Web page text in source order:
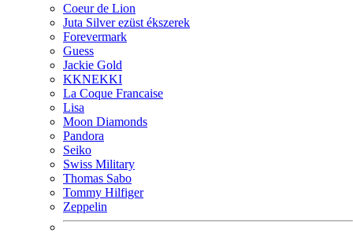
Coeur de Lion
Juta Silver ezüst ékszerek
Forevermark
Guess
Jackie Gold
KKNEKKI
La Coque Francaise
Lisa
Moon Diamonds
Pandora
Seiko
Swiss Military
Thomas Sabo
Tommy Hilfiger
Zeppelin